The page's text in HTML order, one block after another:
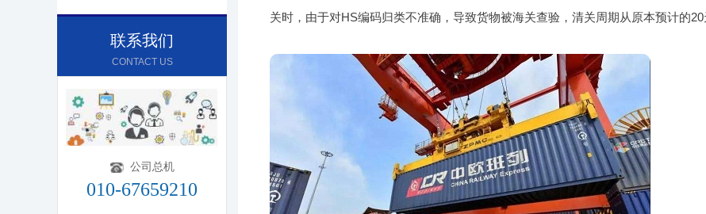
联系我们
CONTACT US
公司总机
010-67659210
关时，由于对HS编码归类不准确，导致货物被海关查验，清关周期从原本预计的